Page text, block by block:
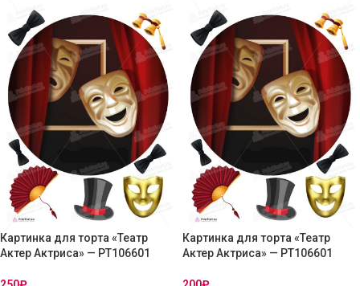
Картинка для торта «Театр
Актер Актриса» — PT106601
Картинка для торта «Театр
Актер Актриса» — PT106601